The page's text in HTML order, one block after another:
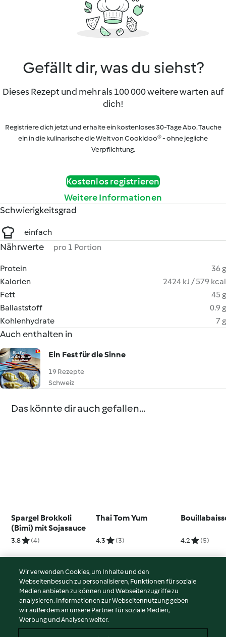
Gefällt dir, was du siehst?
Dieses Rezept und mehr als 100 000 weitere warten auf
dich!
Registriere dich jetzt und erhalte ein kostenloses 30-Tage Abo. Tauche
ein in die kulinarische die Welt von Cookidoo® - ohne jegliche
Verpflichtung.
Kostenlos registrieren
Weitere Informationen
Schwierigkeitsgrad
einfach
Nährwerte pro 1 Portion
Protein
36 g
Kalorien
2424 kJ / 579 kcal
Fett
45 g
Ballaststoff
0.9 g
Kohlenhydrate
7 g
Auch enthalten in
Ein Fest für die Sinne
19 Rezepte
Schweiz
Das könnte dir auch gefallen...
Spargel Brokkoli
(Bimi) mit Sojasauce
3.8 (4)
Thai Tom Yum
4.3 (3) 4.2 (5)
© Copyright 2026
Nutzungsbedingungen
Datenschutzrichtlinien
Wir verwenden Cookies, um Inhalte und den
Webseitenbesuch zu personalisieren, Funktionen für soziale
Medien anbieten zu können und Webseitenzugriffe zu
analysieren. Informationen zur Webseitennutzung geben
wir außerdem an unsere Partner für soziale Medien,
Werbung und Analysen weiter.